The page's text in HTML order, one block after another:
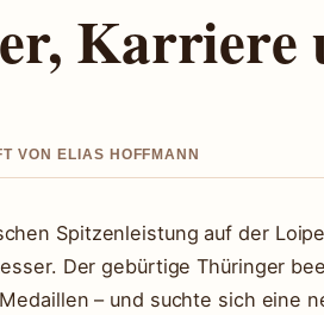
Karriere
VON ELIAS HOFFMANN
Spitzenleistung auf der
Der gebürtige Thüringer
– und suchte sich eine